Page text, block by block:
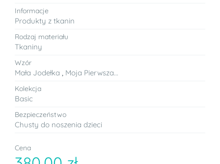
Informacje
Produkty z tkanin
Rodzaj materiału
Tkaniny
Wzór
Mała Jodełka Moja Pierwsza...
Kolekcja
Basic
Bezpieczeństwo
Chusty do noszenia dzieci
Cena